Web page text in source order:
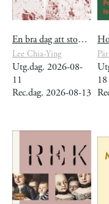
En bra dag att stoppa huvudet i ugnen
Lee Chia-Ying
Utg.dag. 2026-08-
11
Rec.dag. 2026-08-13
18